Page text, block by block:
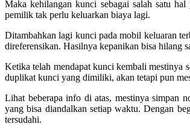
Maka kehilangan kunci sebagai salah satu
pemilik tak perlu keluarkan biaya lagi.
Ditambahkan lagi kunci pada mobil keluaran
direferensikan. Hasilnya kepanikan bisa hilang
Ketika telah mendapat kunci kembali mestinya
duplikat kunci yang dimiliki, akan tetapi pun
Lihat beberapa info di atas, mestinya simpan
yang bisa diandalkan setiap waktu. Dengan
tersudahi.